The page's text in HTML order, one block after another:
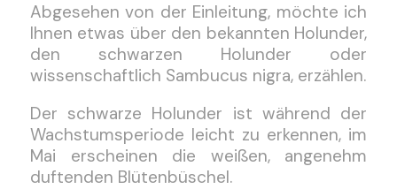
Abgesehen von der Einleitung, möchte ich
Ihnen etwas über den bekannten Holunder,
den schwarzen Holunder oder
wissenschaftlich Sambucus nigra, erzählen.
Der schwarze Holunder ist während der
Wachstumsperiode leicht zu erkennen, im
Mai erscheinen die weißen, angenehm
duftenden Blütenbüschel.